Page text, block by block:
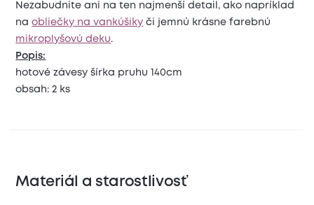
Nezabudnite ani na ten najmenší detail, ako napríklad
naobliečky na vankúšiky či jemnú krásne farebnú
mikroplyšovú deku.
Popis:
hotové závesy šírka pruhu 140cm
obsah: 2 ks
Materiál a starostlivosť